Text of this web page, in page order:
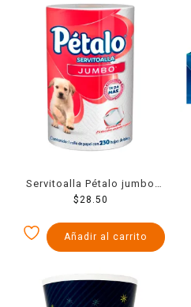
Servitoalla Pétalo jumbo
con 230 hojas dobles
$28.50
Añadir al carrito